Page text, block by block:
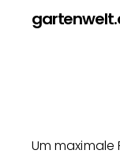
Um maximale